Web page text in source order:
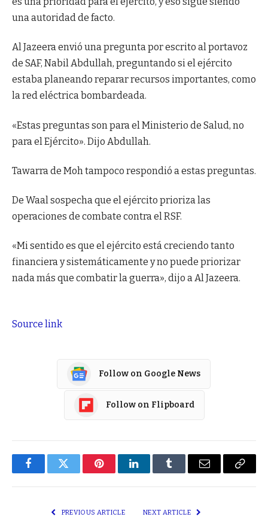
una autoridad de facto.
Al Jazeera envió una pregunta por escrito al portavoz
de SAF, Nabil Abdullah, preguntando si el ejército
estaba planeando reparar recursos importantes, como
la red eléctrica bombardeada.
«Estas preguntas son para el Ministerio de Salud, no
para el Ejército». Dijo Abdullah.
Tawarra de Moh tampoco respondió a estas preguntas.
De Waal sospecha que el ejército prioriza las
operaciones de combate contra el RSF.
«Mi sentido es que el ejército está creciendo tanto
financiera y sistemáticamente y no puede priorizar
nada más que combatir la guerra», dijo a Al Jazeera.
Source link
Follow on Google News
Follow on Flipboard
FacebookTwitter PinterestLinkedInTumblr Email
Copy
PREVIOUS ARTICLE NEXT ARTICLE